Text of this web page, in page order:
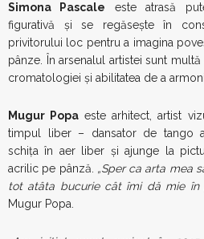
Simona Pascale este atrasă
figurativă și se regăsește în
privitorului loc pentru a imagina
pânze. În arsenalul artistei sunt
cromatologiei și abilitatea de a
Mugur Popa este arhitect, artist
timpul liber – dansator de tango
schița în aer liber și ajunge la
acrilic pe pânză. „Sper ca arta mea
tot atâta bucurie cât îmi dă mie în
Mugur Popa.